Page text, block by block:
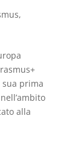
,
sua prima
alla